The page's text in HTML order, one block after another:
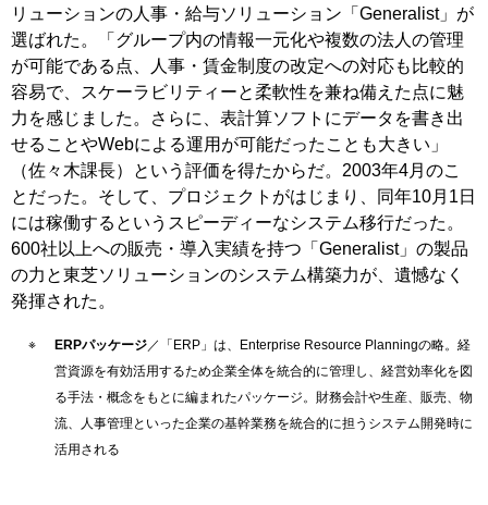
リューションの人事・給与ソリューション「Generalist」が
選ばれた。「グループ内の情報一元化や複数の法人の管理
が可能である点、人事・賃金制度の改定への対応も比較的
容易で、スケーラビリティーと柔軟性を兼ね備えた点に魅
力を感じました。さらに、表計算ソフトにデータを書き出
せることやWebによる運用が可能だったことも大きい」
（佐々木課長）という評価を得たからだ。2003年4月のこ
とだった。そして、プロジェクトがはじまり、同年10月1日
には稼働するというスピーディーなシステム移行だった。
600社以上への販売・導入実績を持つ「Generalist」の製品
の力と東芝ソリューションのシステム構築力が、遺憾なく
発揮された。
ERPパッケージ ／「ERP」は、Enterprise Resource Planningの略。経
営資源を有効活用するため企業全体を統合的に管理し、経営効率化を図
る手法・概念をもとに編まれたパッケージ。財務会計や生産、販売、物
流、人事管理といった企業の基幹業務を統合的に担うシステム開発時に
活用される